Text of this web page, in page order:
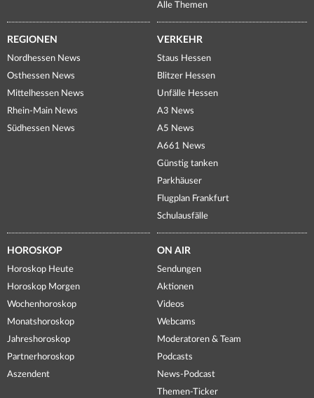
Alle Themen
REGIONEN
Nordhessen News
Osthessen News
Mittelhessen News
Rhein-Main News
Südhessen News
VERKEHR
Staus Hessen
Blitzer Hessen
Unfälle Hessen
A3 News
A5 News
A661 News
Günstig tanken
Parkhäuser
Flugplan Frankfurt
Schulausfälle
HOROSKOP
Horoskop Heute
Horoskop Morgen
Wochenhoroskop
Monatshoroskop
Jahreshoroskop
Partnerhoroskop
Aszendent
ON AIR
Sendungen
Aktionen
Videos
Webcams
Moderatoren & Team
Podcasts
News-Podcast
Themen-Ticker